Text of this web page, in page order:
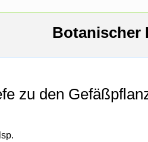
Botanischer
zu den